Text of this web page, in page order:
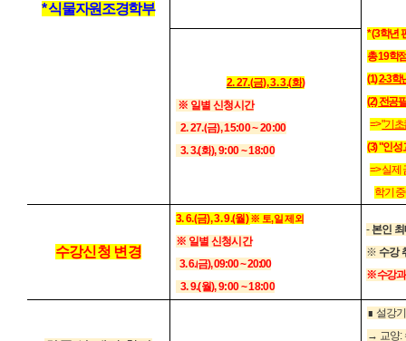
* 식물자원조경학부
* (3학년
총 19학
(1)2-3학
(2)전공
=>"기
(3) "인성
=> 실제
학기
2. 27.(금), 3. 3.(화)
※ 일별 신청시간
2. 27.(금), 15:00 ~ 20:00
3. 3.(화), 9:00 ~ 18:00
수강신청 변경
3. 6.(금), 3. 9.(월)※ 토,일 제외
※ 일별 신청시간
3. 6.(금), 09:00 ~ 20:00
3. 9.(월), 9:00 ~ 18:00
- 본인
※ 수강
※ 수강과
∎ 설강
→ 교양: